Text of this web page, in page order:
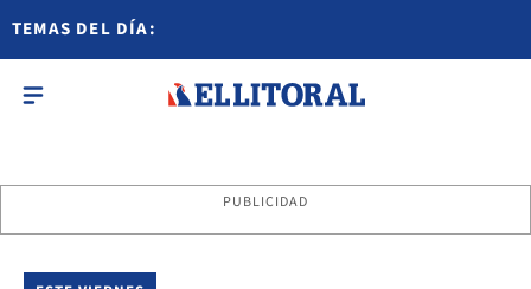
TEMAS DEL DÍA:
PUBLICIDAD